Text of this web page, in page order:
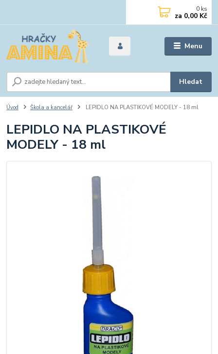
Menu
Hledat
0 ks
za 0,00 Kč
Úvod Škola a kancelář LEPIDLO NA PLASTIKOVÉ MODELY - 18 ml
LEPIDLO NA PLASTIKOVÉ
MODELY - 18 ml